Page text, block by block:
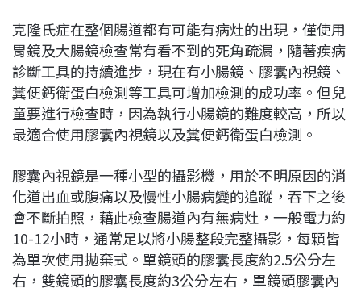
克隆氏症在整個腸道都有可能有病灶的出現，僅使用
胃鏡及大腸鏡檢查常有看不到的死角疏漏，隨著疾病
診斷工具的持續進步，現在有小腸鏡、膠囊內視鏡、
糞便鈣衛蛋白檢測等工具可增加檢測的成功率。但兒
童要進行檢查時，因為執行小腸鏡的難度較高，所以
最適合使用膠囊內視鏡以及糞便鈣衛蛋白檢測。
膠囊內視鏡是一種小型的攝影機，用於不明原因的消
化道出血或腹痛以及慢性小腸病變的追蹤，吞下之後
會不斷拍照，藉此檢查腸道內有無病灶，一般電力約
10-12小時，通常足以將小腸整段完整攝影，每顆皆
為單次使用拋棄式。單鏡頭的膠囊長度約2.5公分左
右，雙鏡頭的膠囊長度約3公分左右，單鏡頭膠囊內